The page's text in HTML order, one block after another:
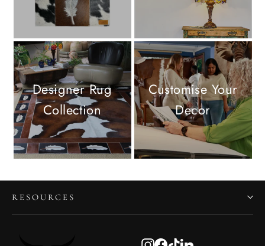
Designer Rug
Collection
Customise Your
Decor
RESOURCES